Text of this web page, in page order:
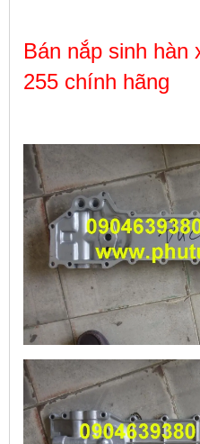
Bán nắp sinh hàn
255 chính hãng